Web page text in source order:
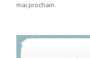
mai prochain.